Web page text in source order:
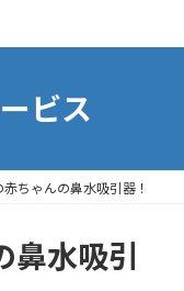
ビス
ちゃんの鼻水吸引器！
水吸引